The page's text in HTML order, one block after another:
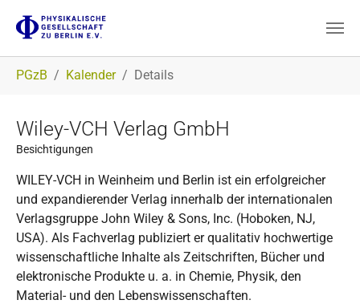
PGzB Kalender Details
Wiley-VCH Verlag GmbH
Besichtigungen
WILEY-VCH in Weinheim und Berlin ist ein erfolgreicher
und expandierender Verlag innerhalb der internationalen
Verlagsgruppe John Wiley & Sons, Inc. (Hoboken, NJ,
USA). Als Fachverlag publiziert er qualitativ hochwertige
wissenschaftliche Inhalte als Zeitschriften, Bücher und
elektronische Produkte u. a. in Chemie, Physik, den
Material- und den Lebenswissenschaften.